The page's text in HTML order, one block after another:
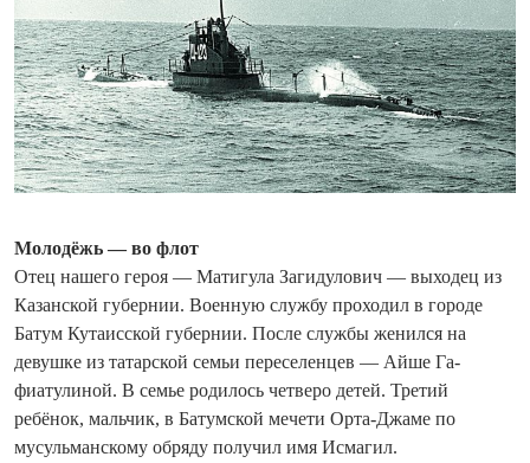
Молодёжь — во флот
Отец нашего героя — Матигула Загидулович — выходец из
Казанской губернии. Военную службу проходил в городе
Батум Кутаисской губернии. После службы женился на
девушке из татарской семьи переселенцев — Айше Га­
фиатулиной. В семье родилось четверо детей. Третий
ребёнок, мальчик, в Батумской мечети Орта-Джаме по
мусульманскому обряду получил имя Исмагил.